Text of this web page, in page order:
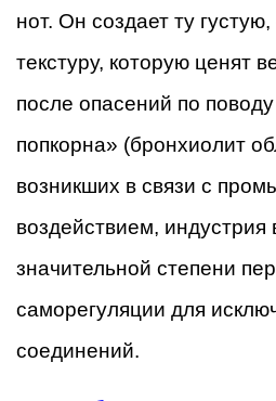
нот. Он создает ту
текстуру, которую ценят
после опасений по
попкорна» (бронхиолит
возникших в связи с
воздействием, индустрия
значительной степени
саморегуляции для
соединений.